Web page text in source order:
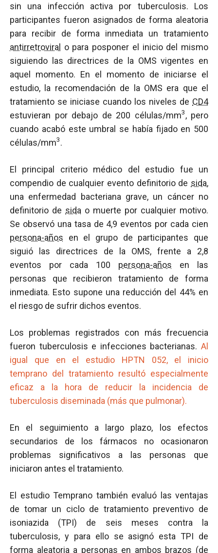
sin una infección activa por tuberculosis. Los
participantes fueron asignados de forma aleatoria
para recibir de forma inmediata un tratamiento
antirretroviral o para posponer el inicio del mismo
siguiendo las directrices de la OMS vigentes en
aquel momento. En el momento de iniciarse el
estudio, la recomendación de la OMS era que el
tratamiento se iniciase cuando los niveles de CD4
estuvieran por debajo de 200 células/mm3, pero
cuando acabó este umbral se había fijado en 500
células/mm3.
El principal criterio médico del estudio fue un
compendio de cualquier evento definitorio de sida,
una enfermedad bacteriana grave, un cáncer no
definitorio de sida o muerte por cualquier motivo.
Se observó una tasa de 4,9 eventos por cada cien
persona-años en el grupo de participantes que
siguió las directrices de la OMS, frente a 2,8
eventos por cada 100 persona-años en las
personas que recibieron tratamiento de forma
inmediata. Esto supone una reducción del 44% en
el riesgo de sufrir dichos eventos.
Los problemas registrados con más frecuencia
fueron tuberculosis e infecciones bacterianas. Al
igual que en el estudio HPTN 052, el inicio
temprano del tratamiento resultó especialmente
eficaz a la hora de reducir la incidencia de
tuberculosis diseminada (más que pulmonar).
En el seguimiento a largo plazo, los efectos
secundarios de los fármacos no ocasionaron
problemas significativos a las personas que
iniciaron antes el tratamiento.
El estudio Temprano también evaluó las ventajas
de tomar un ciclo de tratamiento preventivo de
isoniazida (TPI) de seis meses contra la
tuberculosis, y para ello se asignó esta TPI de
forma aleatoria a personas en ambos brazos (de